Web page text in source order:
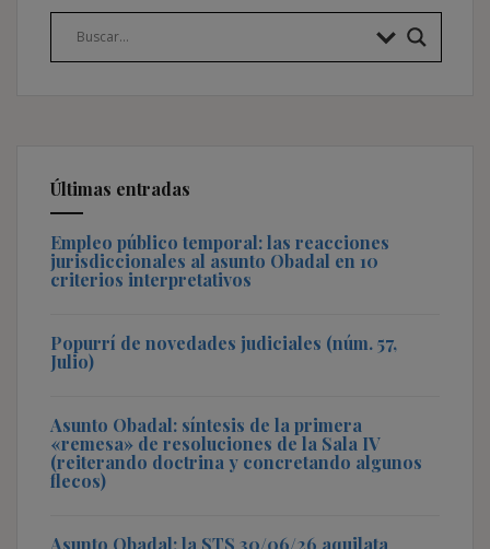
Últimas entradas
Empleo público temporal: las reacciones
jurisdiccionales al asunto Obadal en 10
criterios interpretativos
Popurrí de novedades judiciales (núm. 57,
Julio)
Asunto Obadal: síntesis de la primera
«remesa» de resoluciones de la Sala IV
(reiterando doctrina y concretando algunos
flecos)
Asunto Obadal: la STS 30/06/26 aquilata